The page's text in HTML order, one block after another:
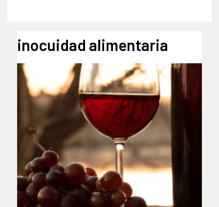
inocuidad alimentaria